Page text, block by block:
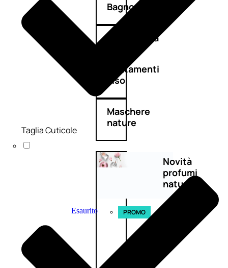
Bagno
Detergenza
Trattamenti
viso
Maschere
nature
Novità
profumi
nature
Esaurito PROMO
Taglia Cuticole